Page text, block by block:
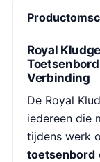
Royal
Toetsenbord
Verbinding
De Royal
iedereen die
tijdens werk
toetsenbord